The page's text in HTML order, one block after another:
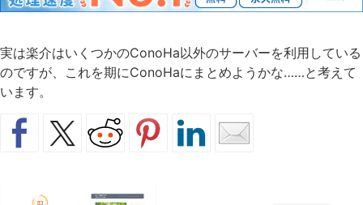
実は楽介はいくつかのConoHa以外のサーバーを利用している
のですが、これを期にConoHaにまとめようかな……と考えて
います。